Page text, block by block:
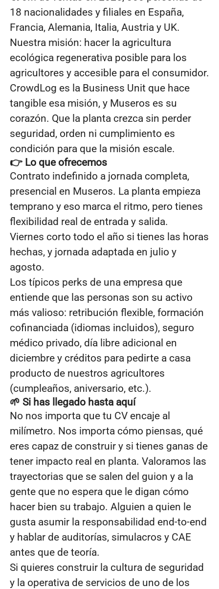
18 nacionalidades y filiales en España,
Francia, Alemania, Italia, Austria y UK.
Nuestra misión: hacer la agricultura
ecológica regenerativa posible para los
agricultores y accesible para el consumidor.
CrowdLog es la Business Unit que hace
tangible esa misión, y Museros es su
corazón. Que la planta crezca sin perder
seguridad, orden ni cumplimiento es
condición para que la misión escale.
👉 Lo que ofrecemos
Contrato indefinido a jornada completa,
presencial en Museros. La planta empieza
temprano y eso marca el ritmo, pero tienes
flexibilidad real de entrada y salida.
Viernes corto todo el año si tienes las horas
hechas, y jornada adaptada en julio y
agosto.
Los típicos perks de una empresa que
entiende que las personas son su activo
más valioso: retribución flexible, formación
cofinanciada (idiomas incluidos), seguro
médico privado, día libre adicional en
diciembre y créditos para pedirte a casa
producto de nuestros agricultores
(cumpleaños, aniversario, etc.).
🌱 Si has llegado hasta aquí
No nos importa que tu CV encaje al
milímetro. Nos importa cómo piensas, qué
eres capaz de construir y si tienes ganas de
tener impacto real en planta. Valoramos las
trayectorias que se salen del guion y a la
gente que no espera que le digan cómo
hacer bien su trabajo. Alguien a quien le
gusta asumir la responsabilidad end-to-end
y hablar de auditorías, simulacros y CAE
antes que de teoría.
Si quieres construir la cultura de seguridad
y la operativa de servicios de uno de los